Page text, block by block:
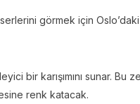
görmek için
bir karışımını sunar. Bu
renk katacak.